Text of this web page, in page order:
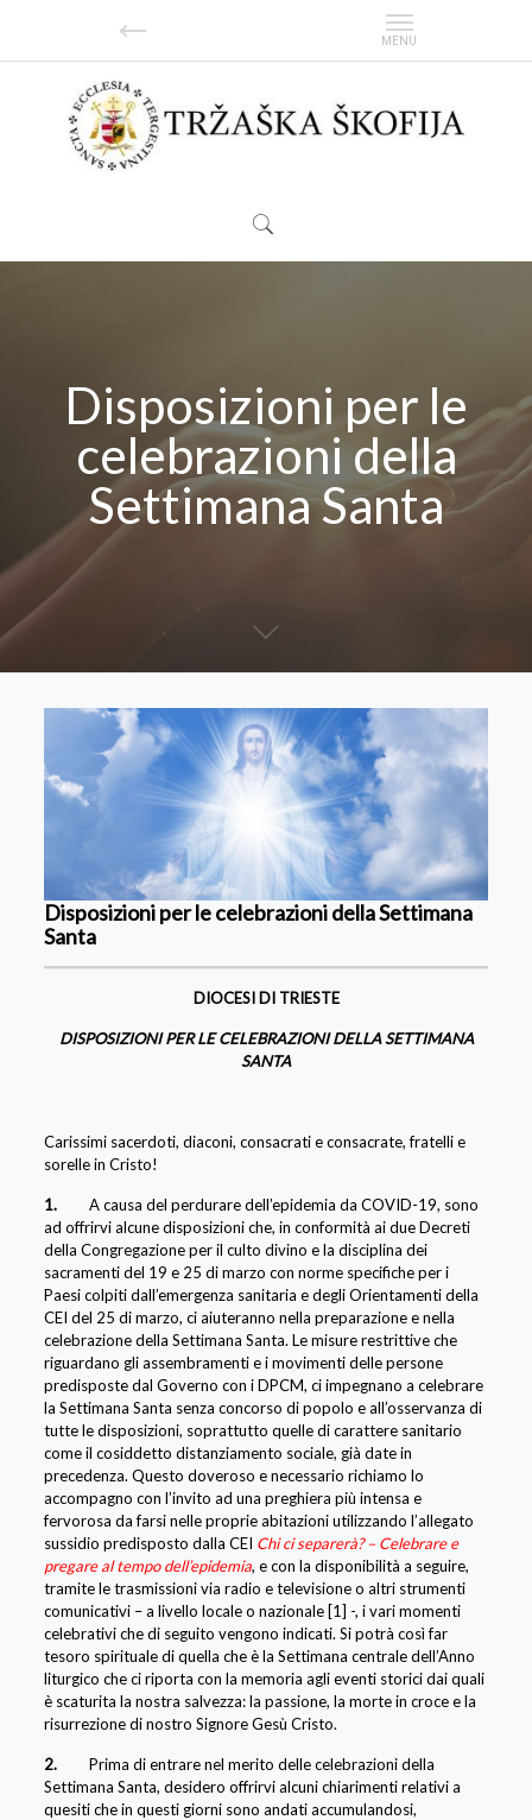
Disposizioni per le
celebrazioni della
Settimana Santa
Disposizioni per le celebrazioni della Settimana
Santa
DIOCESI DI TRIESTE
DISPOSIZIONI PER LE CELEBRAZIONI DELLA SETTIMANA
SANTA
Carissimi sacerdoti, diaconi, consacrati e consacrate, fratelli e
sorelle in Cristo!
1. A causa del perdurare dell’epidemia da COVID-19, sono
ad offrirvi alcune disposizioni che, in conformità ai due Decreti
della Congregazione per il culto divino e la disciplina dei
sacramenti del 19 e 25 di marzo con norme specifiche per i
Paesi colpiti dall’emergenza sanitaria e degli Orientamenti della
CEI del 25 di marzo, ci aiuteranno nella preparazione e nella
celebrazione della Settimana Santa. Le misure restrittive che
riguardano gli assembramenti e i movimenti delle persone
predisposte dal Governo con i DPCM, ci impegnano a celebrare
la Settimana Santa senza concorso di popolo e all’osservanza di
tutte le disposizioni, soprattutto quelle di carattere sanitario
come il cosiddetto distanziamento sociale, già date in
precedenza. Questo doveroso e necessario richiamo lo
accompagno con l’invito ad una preghiera più intensa e
fervorosa da farsi nelle proprie abitazioni utilizzando l’allegato
sussidio predisposto dalla CEI Chi ci separerà? – Celebrare e
pregare al tempo dell’epidemia, e con la disponibilità a seguire,
tramite le trasmissioni via radio e televisione o altri strumenti
comunicativi – a livello locale o nazionale [1] -, i vari momenti
celebrativi che di seguito vengono indicati. Si potrà così far
tesoro spirituale di quella che è la Settimana centrale dell’Anno
liturgico che ci riporta con la memoria agli eventi storici dai quali
è scaturita la nostra salvezza: la passione, la morte in croce e la
risurrezione di nostro Signore Gesù Cristo.
2. Prima di entrare nel merito delle celebrazioni della
Settimana Santa, desidero offrirvi alcuni chiarimenti relativi a
quesiti che in questi giorni sono andati accumulandosi,